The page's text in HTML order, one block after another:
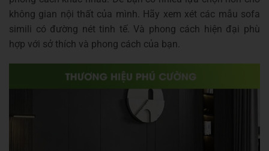
không gian nội thất của mình. Hãy xem xét các mẫu sofa
simili có đường nét tinh tế. Và phong cách hiện đại phù
hợp với sở thích và phong cách của bạn.